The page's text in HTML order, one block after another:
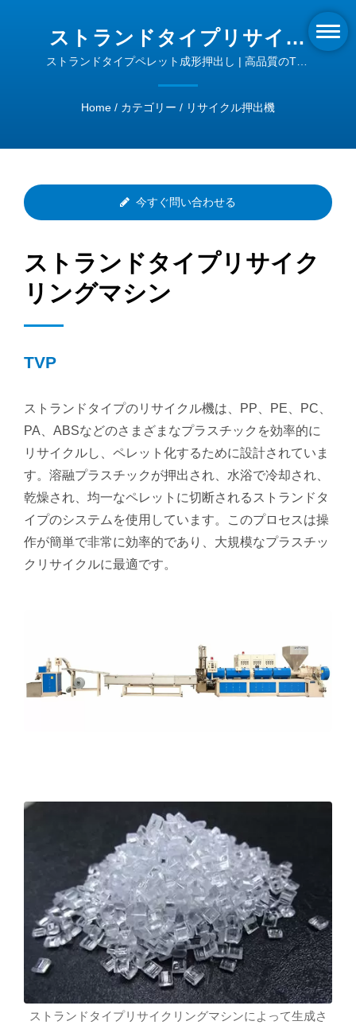
ストランドタイプリサイク
リングマシン | 医療用チュ
ーブ押出し機器 | INTYPE
ストランドタイプペレット成形押出し | 高品質のTPE
Home / カテゴリー / リサイクル押出機
今すぐ問い合わせる
ストランドタイプリサイク
リングマシン
TVP
ストランドタイプのリサイクル機は、PP、PE、PC、
PA、ABSなどのさまざまなプラスチックを効率的に
リサイクルし、ペレット化するために設計されていま
す。溶融プラスチックが押出され、水浴で冷却され、
乾燥され、均一なペレットに切断されるストランドタ
イプのシステムを使用しています。このプロセスは操
作が簡単で非常に効率的であり、大規模なプラスチッ
クリサイクルに最適です。
ストランドタイプリサイクリングマシンによって生成さ